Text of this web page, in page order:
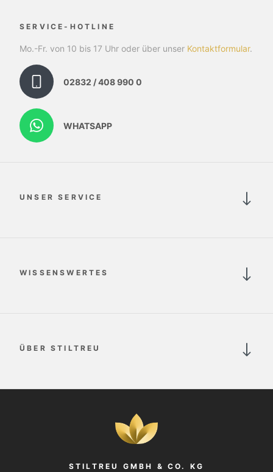
SERVICE-HOTLINE
Mo.-Fr. von 10 bis 17 Uhr oder über unser Kontaktformular.
02832 / 408 990 0
WHATSAPP
UNSER SERVICE
WISSENSWERTES
ÜBER STILTREU
STILTREU GMBH & CO. KG